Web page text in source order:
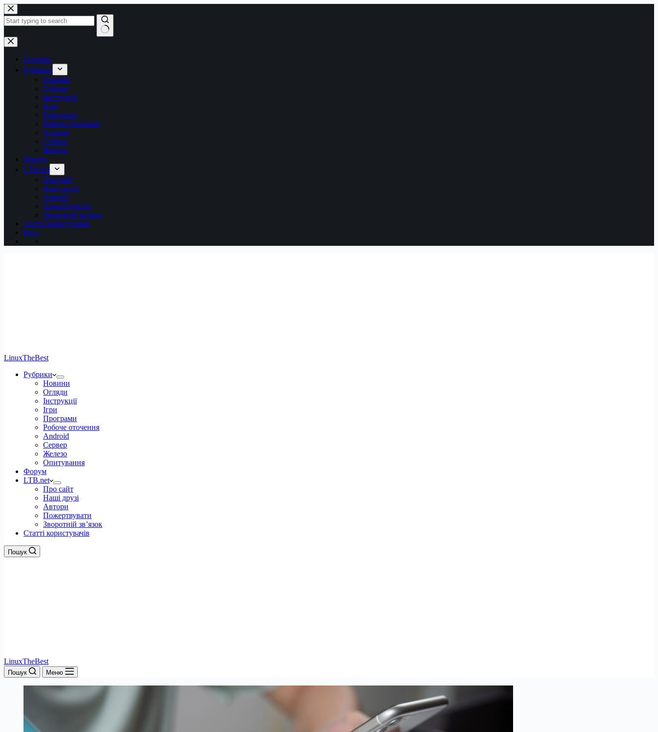
Перейти
до
вмісту
Немає
результатів
Головна
Рубрики
Новини
Обзори
Інструкції
Ігри
Програми
Робоче оточення
Android
Сервер
Железо
Форум
LTB.net
Про сайт
Наші друзі
Автори
Пожертвувати
Зворотній зв’язок
Статті користувачів
Вхід
LinuxTheBest
Рубрики
Новини
Огляди
Інструкції
Ігри
Програми
Робоче оточення
Android
Сервер
Железо
Опитування
Форум
LTB.net
Про сайт
Наші друзі
Автори
Пожертвувати
Зворотній зв’язок
Статті користувачів
Пошук
LinuxTheBest
Пошук Меню